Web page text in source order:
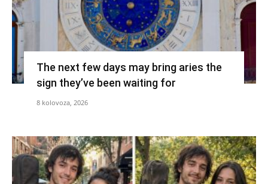
The next few days may bring aries the
sign they’ve been waiting for
8 kolovoza, 2026